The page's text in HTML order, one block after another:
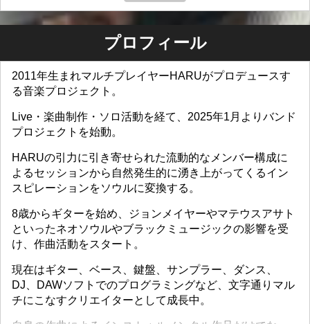
プロフィール
2011年生まれマルチプレイヤーHARUがプロデュースす
る音楽プロジェクト。
Live・楽曲制作・ソロ活動を経て、2025年1月よりバンド
プロジェクトを始動。
HARUの引力に引き寄せられた流動的なメンバー構成に
よるセッションから自然発生的に湧き上がってくるイン
スピレーションをソウルに変換する。
8歳からギターを始め、ジョンメイヤーやマテウスアサト
といったネオソウルやブラックミュージックの影響を受
け、作曲活動をスタート。
現在はギター、ベース、鍵盤、サンプラー、ダンス、
DJ、DAWソフトでのプログラミングなど、文字通りマル
チにこなすクリエイターとして成長中。